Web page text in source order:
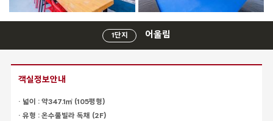
1단지 어울림
객실정보안내
· 넓이 : 약347.1㎡ (105평형)
· 유형 : 온수풀빌라 독채 (2F)